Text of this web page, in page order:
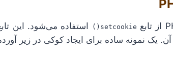
setcookie()
استفاده می‌شود. این
آن. یک نمونه ساده برای ایجاد کوکی در زیر